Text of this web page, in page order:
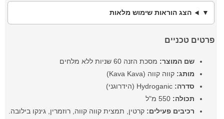
הצג הוראות שימוש מלאות
פרטים טכניים
שם המוצר: מסכת הזנה 60 שניות ללא מלחים
מותג: קווה קווה (Kava Kava)
סדרה: Hydroganic (הידרוגני)
תכולה: 550 מ"ל
רכיבים פעילים: קרטין, תמצית קווה קווה, רוזמרין, גינקו בילובה.